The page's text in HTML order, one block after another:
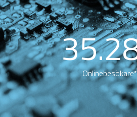
Onlinebesökare*